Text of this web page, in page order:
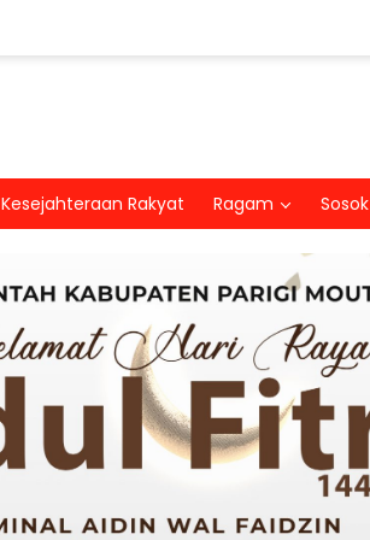
Kesejahteraan Rakyat Ragam Sosok